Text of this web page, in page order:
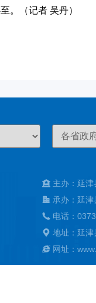
。（记者 吴丹）
主办：延
承办：延
电话：
地址：延
网址：